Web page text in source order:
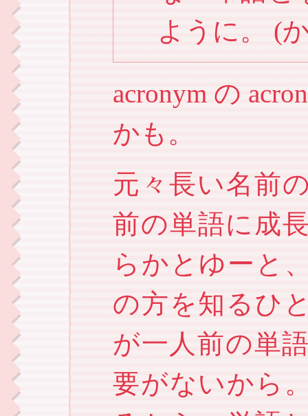
ように。 (
acronym の
かも。
元々長い名前
前の単語に成
らかとゆーと
の方を知るひ
が一人前の単
要がないから